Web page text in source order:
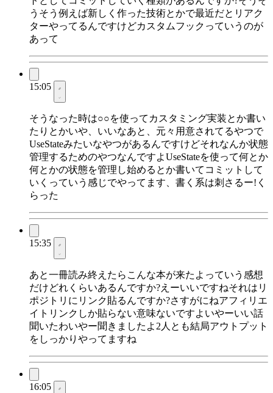
うそう例えば新しく作った技術とかで最近だとリアク
ターやってるんですけどカスタムフックっていうのが
あって
15:05
そうなった時は○○を使ってカスタミング実装とか書い
たりとかいや、いいなあと、元々用意されてるやつで
UseStateみたいなやつがあるんですけどそれなんか状態
管理するためのやつなんですよUseStateを使って何とか
何とかの状態を管理し始めるとか書いてコミットして
いくっていう感じでやってます、書く系は刺さるー!く
らった
15:35
あと一冊読み終えたらこんな本が来たよっていう感想
だけどれくらいあるんですか?えーいいですねそれはリ
ポジトリにリンク貼るんですか?さすがにねアフィリエ
イトリンクしか貼らない意味ないですよいやーいい話
聞いたわいやー聞きましたよ2人とも結局アウトプット
をしっかりやってますね
16:05